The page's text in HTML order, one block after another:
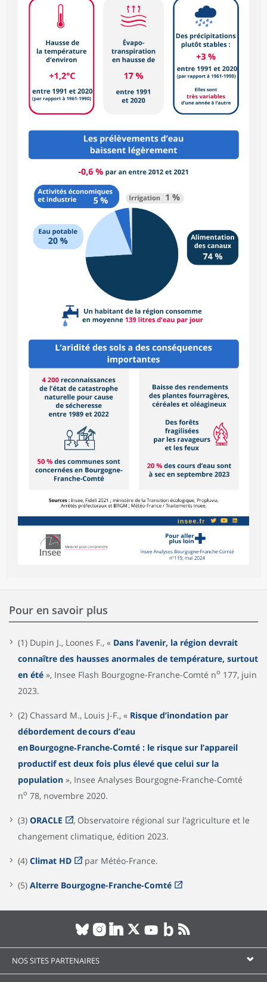
Pour en savoir plus
(1) Dupin J., Loones F., « Dans l’avenir, la région devrait
connaître des hausses anormales de température, surtout
en été », Insee Flash Bourgogne-Franche-Comté no 177, juin
2023.
(2) Chassard M., Louis J-F., « Risque d’inondation par
débordement de cours d’eau
en Bourgogne‑Franche‑Comté : le risque sur l’appareil
productif est deux fois plus élevé que celui sur la
population », Insee Analyses Bourgogne-Franche-Comté
no 78, novembre 2020.
(3) ORACLE
, Observatoire régional sur l’agriculture et le
changement climatique, édition 2023.
(4) Climat HD par Météo-France.
(5) Alterre Bourgogne-Franche-Comté
NOS SITES PARTENAIRES